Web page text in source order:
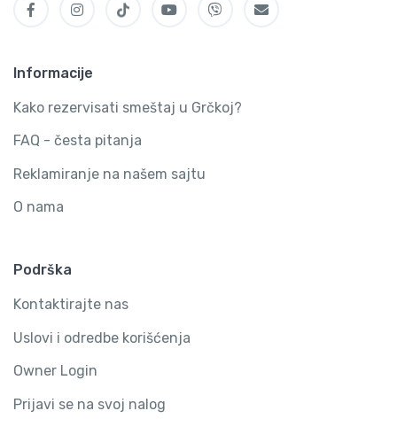
Informacije
Kako rezervisati smeštaj u Grčkoj?
FAQ - česta pitanja
Reklamiranje na našem sajtu
O nama
Podrška
Kontaktirajte nas
Uslovi i odredbe korišćenja
Owner Login
Prijavi se na svoj nalog